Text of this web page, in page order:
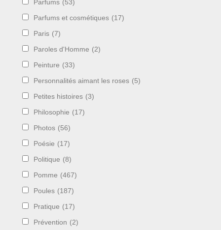
Parfums (53)
Parfums et cosmétiques (17)
Paris (7)
Paroles d'Homme (2)
Peinture (33)
Personnalités aimant les roses (5)
Petites histoires (3)
Philosophie (17)
Photos (56)
Poésie (17)
Politique (8)
Pomme (467)
Poules (187)
Pratique (17)
Prévention (2)